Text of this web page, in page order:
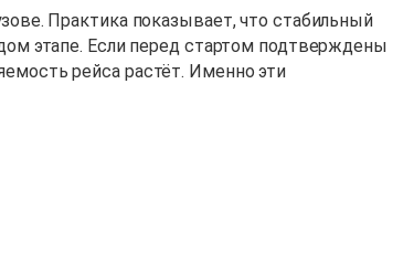
Практика показывает, что стабильный
этапе. Если перед стартом подтверждены
рейса растёт. Именно эти